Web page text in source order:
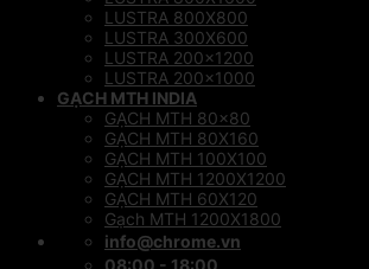
LUSTRA 800X800
LUSTRA 300X600
LUSTRA 200×1200
LUSTRA 200×1000
GẠCH MTH INDIA
GẠCH MTH 80×80
GẠCH MTH 80X160
GẠCH MTH 100X100
GẠCH MTH 1200X1200
GẠCH MTH 60X120
Gạch MTH 1200X1800
info@chrome.vn